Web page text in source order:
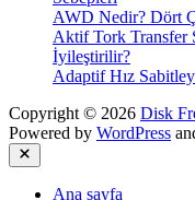
AWD Nedir? Dört
Aktif Tork Transfer
İyileştirilir?
Adaptif Hız
Copyright © 2026 Disk
Powered by WordPress
Close
Ana sayfa